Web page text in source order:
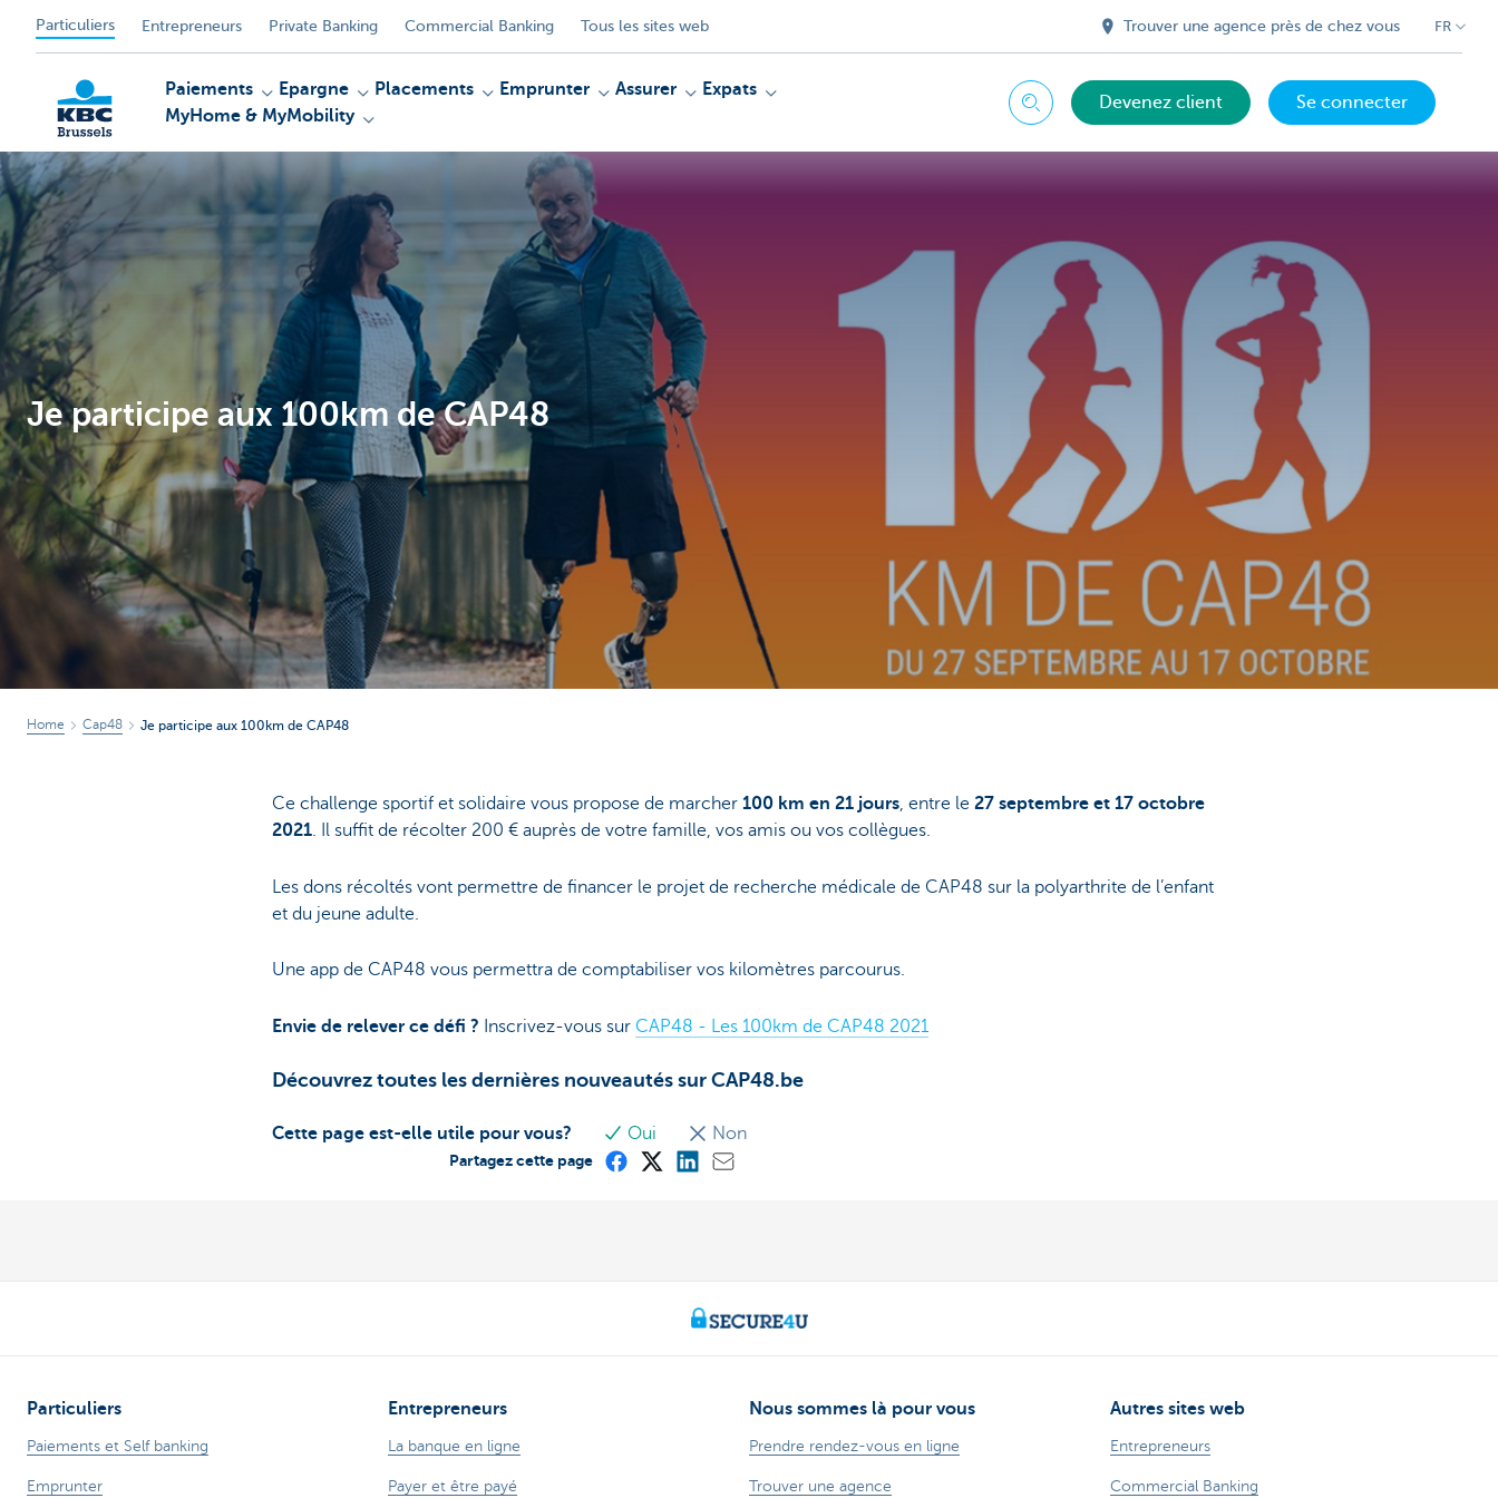
Particuliers Entrepreneurs Private Banking Commercial Banking Tous les sites web Trouver une agence près de chez vous FR
KBC
Brussels
Paiements Epargne Placements Emprunter Assurer
Expats
MyHome & MyMobility
ChercherDevenez client Se connecter
Je participe aux 100km de CAP48
Home Cap48 Je participe aux 100km de CAP48
Ce challenge sportif et solidaire vous propose de marcher 100 km en 21 jours, entre le 27 septembre et 17 octobre
2021. Il suffit de récolter 200 € auprès de votre famille, vos amis ou vos collègues.
Les dons récoltés vont permettre de financer le projet de recherche médicale de CAP48 sur la polyarthrite de l’enfant
et du jeune adulte.
Une app de CAP48 vous permettra de comptabiliser vos kilomètres parcourus.
Envie de relever ce défi ? Inscrivez-vous sur CAP48 - Les 100km de CAP48 2021
Découvrez toutes les dernières nouveautés sur CAP48.be
Cette page est-elle utile pour vous? Oui Non
Partagez cette page
Particuliers
Paiements et Self banking
Emprunter
Entrepreneurs
La banque en ligne
Payer et être payé
Nous sommes là pour vous
Prendre rendez-vous en ligne
Trouver une agence
Autres sites web
Entrepreneurs
Commercial Banking